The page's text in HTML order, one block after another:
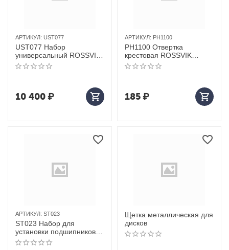
АРТИКУЛ: UST077
UST077 Набор
универсальный ROSSVIK,
77 предметов
10 400₽
АРТИКУЛ: PH1100
PH1100 Отвертка
крестовая ROSSVIK
PH1*100мм
185₽
АРТИКУЛ: ST023
ST023 Набор для
установки подшипников и
сальников, 10 предметов
Щетка металлическая для
дисков